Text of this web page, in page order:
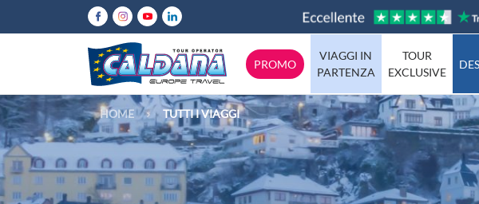
PROMO
VIAGGI IN
PARTENZA
TOUR
EXCLUSIVE
Italia
Europa
Abruzzo
Calabria
Emilia-Romagna
Lazio
HOME TUTTI I VIAGGI